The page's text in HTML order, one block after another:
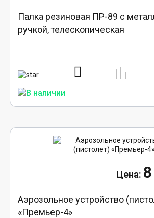
Палка резиновая ПР-89 с
ручкой, телескопическая
Аэрозольное устройство
«Премьер-4»